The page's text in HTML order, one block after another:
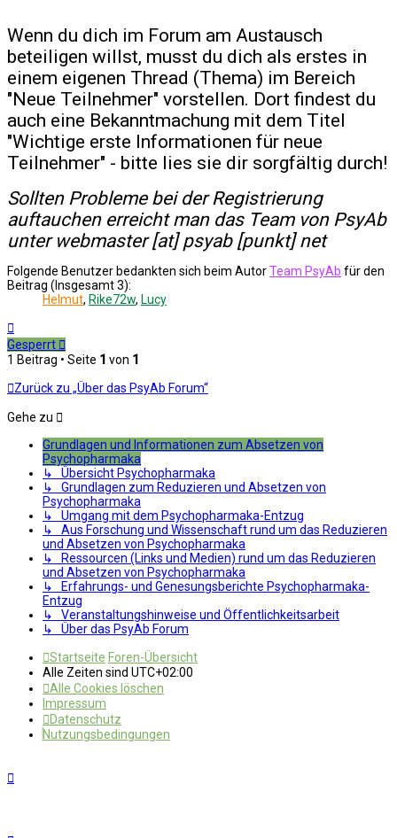
Wenn du dich im Forum am Austausch
beteiligen willst, musst du dich als erstes in
einem eigenen Thread (Thema) im Bereich
"Neue Teilnehmer" vorstellen. Dort findest du
auch eine Bekanntmachung mit dem Titel
"Wichtige erste Informationen für neue
Teilnehmer" - bitte lies sie dir sorgfältig durch!
Sollten Probleme bei der Registrierung
auftauchen erreicht man das Team von PsyAb
unter webmaster [at] psyab [punkt] net
Folgende Benutzer bedankten sich beim AutorTeam PsyAb für den
Beitrag (Insgesamt 3):
Helmut, Rike72w, Lucy
oben
Gesperrt
1 Beitrag • Seite 1 von 1
Zurück zu „Über das PsyAb Forum“
Gehe zu
Grundlagen und Informationen zum Absetzen von
Psychopharmaka
↳ Übersicht Psychopharmaka
↳ Grundlagen zum Reduzieren und Absetzen von
Psychopharmaka
↳ Umgang mit dem Psychopharmaka-Entzug
↳ Aus Forschung und Wissenschaft rund um das Reduzieren
und Absetzen von Psychopharmaka
↳ Ressourcen (Links und Medien) rund um das Reduzieren
und Absetzen von Psychopharmaka
↳ Erfahrungs- und Genesungsberichte Psychopharmaka-
Entzug
↳ Veranstaltungshinweise und Öffentlichkeitsarbeit
↳ Über das PsyAb Forum
Startseite Foren-Übersicht
Alle Zeiten sind UTC+02:00
Alle Cookies löschen
Impressum
Datenschutz
Nutzungsbedingungen